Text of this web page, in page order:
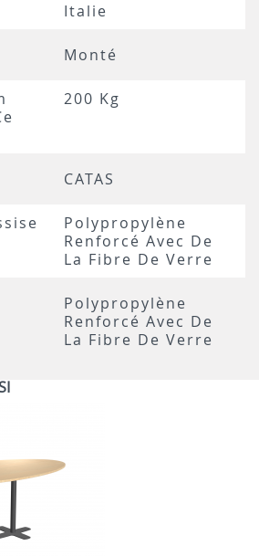
Italie
Monté
200 Kg
CATAS
Polypropylène
Renforcé Avec De
La Fibre De Verre
Polypropylène
Renforcé Avec De
La Fibre De Verre